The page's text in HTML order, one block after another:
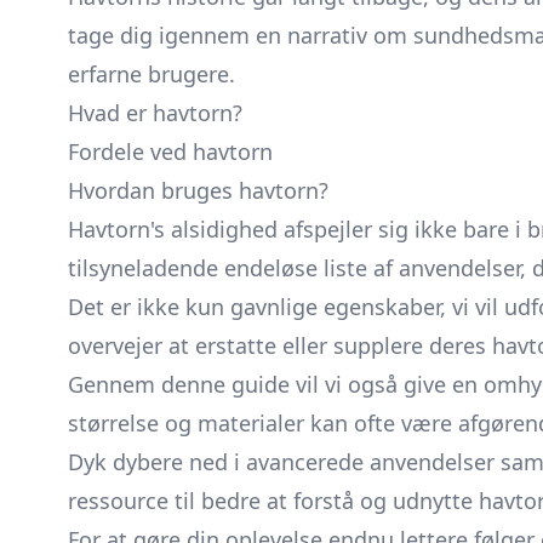
tage dig igennem en narrativ om
erfarne brugere.
Hvad er havtorn?
Fordele ved havtorn
Hvordan bruges havtorn?
Havtorn's alsidighed afspejler sig ikke bare i
tilsyneladende endeløse liste af
Det er ikke kun gavnlige egenskaber, vi vil
overvejer at erstatte eller supplere deres
Gennem denne guide vil vi også give en
størrelse og materialer kan ofte være
Dyk dybere ned i avancerede anvendelser
ressource til bedre at forstå og udnytte